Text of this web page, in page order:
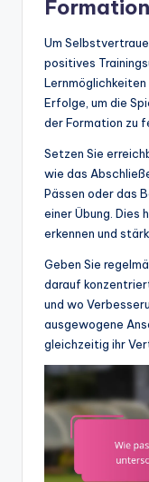
Um
positives
Lernmöglichkeiten
Erfolge, um die
der Formation zu
Setzen Sie
wie das
Pässen oder das
einer Übung. Dies
erkennen und
Geben Sie
darauf
und wo
ausgewogene
gleichzeitig ihr